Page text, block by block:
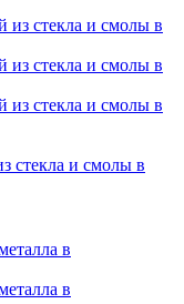
стекла и смолы в